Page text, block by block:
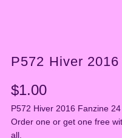
P572 Hiver
$1.00
P572 Hiver 2016 Fanzine
Order one or get one free
all.